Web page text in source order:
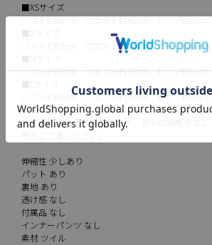
■XSサイズ
バスト約80cm ウエスト約61cm ヒップ約
バスト約83cm ウエスト約64cm ヒップ約
バスト約86cm ウエスト約67cm ヒップ約
バスト約89cm ウエスト約70cm ヒップ約
※平置きでの実寸採寸のため、多少の誤差が生じ
伸縮性 少しあり
パット あり
裏地 あり
透け感 なし
付属品 なし
インナーパンツ なし
素材 ツイル